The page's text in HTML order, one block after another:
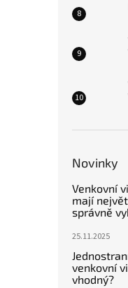
Novinky
Venkovní
mají
správně
25.11.2025
venkovní
vhodný?